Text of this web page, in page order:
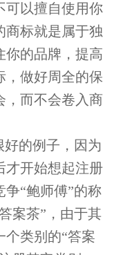
可以擅自使用你
商标就是属于独
你的品牌，提高
，做好周全的保
，而不会卷入商
好的例子，因为
才开始想起注册
“鲍师傅”的称
案茶”，由于其
个类别的“答案